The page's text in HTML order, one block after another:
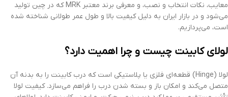
معایب، نکات انتخاب و نصب، و معرفی برند معتبر MRK که در چین تولید
می‌شود و در بازار ایران به دلیل کیفیت بالا و طول عمر طولانی شناخته شده
است، می‌پردازیم.
لولای کابینت چیست و چرا اهمیت دارد؟
لولا (Hinge) قطعه‌ای فلزی یا پلاستیکی است که درب کابینت را به بدنه آن
متصل می‌کند و امکان باز و بسته شدن درب را فراهم می‌سازد. کیفیت لولا